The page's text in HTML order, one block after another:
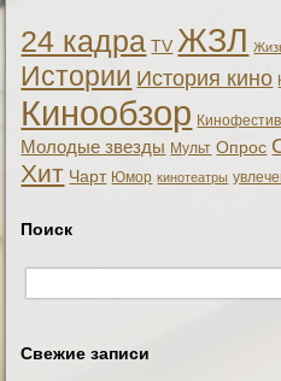
24 кадра TV ЖЗЛ
Истории История кино
Кинообзор
Молодые звезды Мульт Опрос
Хит Чарт Юмор кинотеатры
Поиск
Свежие записи